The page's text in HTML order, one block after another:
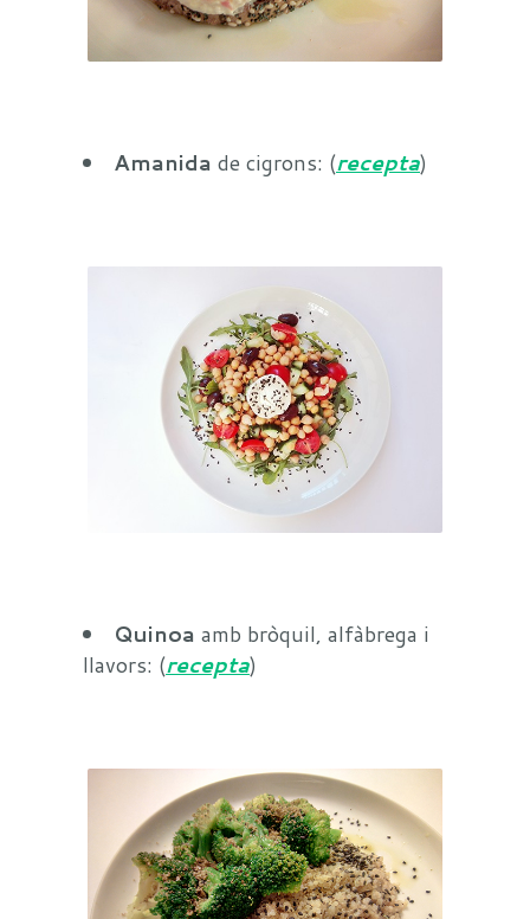
Amanida de cigrons: (recepta)
Quinoa amb bròquil, alfàbrega i
llavors: (recepta)